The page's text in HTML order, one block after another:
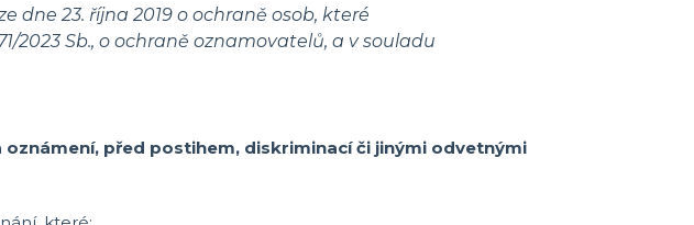
dne 23. října 2019 o ochraně osob, které
2023 Sb., o ochraně oznamovatelů, a v souladu
před postihem, diskriminací či jinými odvetnými